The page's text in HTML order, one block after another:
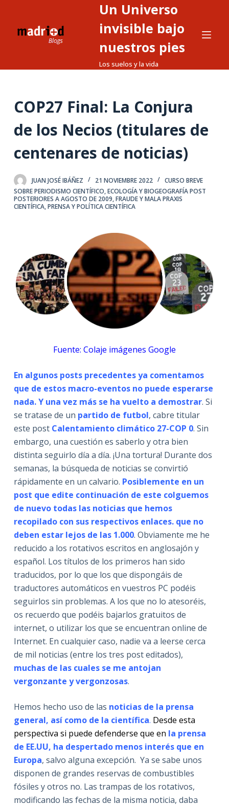
o
n
d
Un Universo
invisible bajo
nuestros pies
Los suelos y la vida
COP27 Final: La Conjura
de los Necios (titulares de
centenares de noticias)
JUAN JOSÉ IBÁÑEZ 21 NOVIEMBRE 2022
CURSO BREVE
SOBRE PERIODISMO CIENTÍFICO,ECOLOGÍA Y BIOGEOGRAFÍA POST
POSTERIORES A AGOSTO DE 2009,FRAUDE Y MALA PRAXIS
CIENTÍFICA,PRENSA Y POLÍTICA CIENTÍFICA
Fuente: Colaje imágenes Google
En algunos posts precedentes ya comentamos
que de estos macro-eventos no puede esperarse
nada. Y una vez más se ha vuelto a demostrar. Si
se tratase de un partido de futbol, cabre titular
este post Calentamiento climático 27-COP 0. Sin
embargo, una cuestión es saberlo y otra bien
distinta seguirlo día a día. ¡Una tortura! Durante dos
semanas, la búsqueda de noticias se convirtió
rápidamente en un calvario. Posiblemente en un
post que edite continuación de este colguemos
de nuevo todas las noticias que hemos
recopilado con sus respectivos enlaces. que no
deben estar lejos de las 1.000. Obviamente me he
reducido a los rotativos escritos en anglosajón y
español. Los títulos de los primeros han sido
traducidos, por lo que los que dispongáis de
traductores automáticos en vuestros PC podéis
seguirlos sin problemas. A los que no lo atesoréis,
os recuerdo que podéis bajarlos gratuitos de
internet, o utilizar los que se encuentran online de
Internet. En cualquier caso, nadie va a leerse cerca
de mil noticias (entre los tres post editados),
muchas de las cuales se me antojan
vergonzante y vergonzosas.
Hemos hecho uso de las noticias de la prensa
general, así como de la científica. Desde esta
perspectiva si puede defenderse que en la prensa
de EE.UU, ha despertado menos interés que en
Europa, salvo alguna excepción. Ya se sabe unos
disponen de grandes reservas de combustibles
fósiles y otros no. Las trampas de los rotativos,
modificando las fechas de la misma noticia, daba